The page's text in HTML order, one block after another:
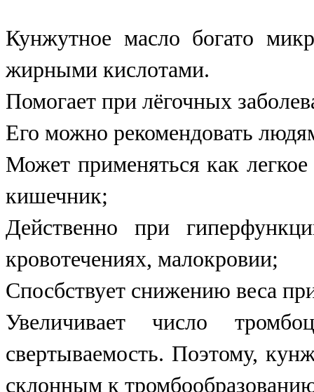
Кунжутное масло богато
жирными кислотами.
Помогает при лёгочных
Его можно рекомендовать
Может применяться как
кишечник;
Действенно при
кровотечениях, малокровии;
Спосбствует снижению веса
Увеличивает число
свертываемость. Поэтому,
склонным к